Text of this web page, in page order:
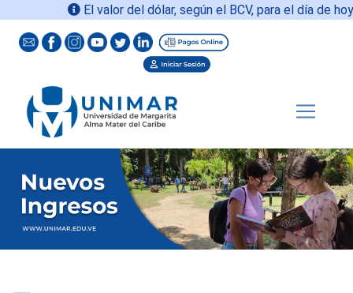
El valor del dólar, según el BCV, para el día de hoy